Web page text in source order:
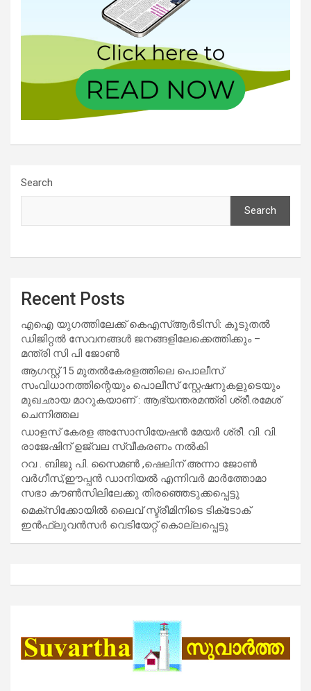
Search
Search
Recent Posts
എഐ യുഗത്തിലേക്ക് കെഎസ്ആർടിസി: കൂടുതൽ
ഡിജിറ്റൽ സേവനങ്ങൾ ജനങ്ങളിലേക്കെത്തിക്കും –
മന്ത്രി സി പി ജോൺ
ആഗസ്റ്റ് 15 മുതല്‍കേരളത്തിലെ പൊലീസ്
സംവിധാനത്തിന്റെയും പൊലീസ് സ്റ്റേഷനുകളുടെയും
മുഖഛായ മാറുകയാണ് : ആഭ്യന്തരമന്ത്രി ശ്രീ.രമേശ്
ചെന്നിത്തല
ഡാളസ് കേരള അസോസിയേഷൻ മേയർ ശ്രീ. വി. വി.
രാജേഷിന് ഉജ്വല സ്വീകരണം നൽകി
റവ . ബിജു പി. സൈമൺ ,ഷെലിന് അന്നാ ജോൺ
വർഗീസ്,ഈപ്പൻ ഡാനിയൽ എന്നിവർ മാർത്തോമാ
സഭാ കൗൺസിലിലേക്കു തിരഞ്ഞെടുക്കപ്പെട്ടു
മെക്സിക്കോയിൽ ലൈവ് സ്ട്രീമിനിടെ ടിക്‌ടോക്
ഇൻഫ്ലുവൻസർ വെടിയേറ്റ് കൊല്ലപ്പെട്ടു